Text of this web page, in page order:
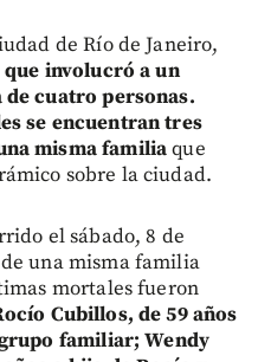
de Río de Janeiro,
involucró a un
cuatro personas.
se encuentran tres
misma familiaque
sobre la ciudad.
el sábado, 8 de
una misma familia
mortales fueron
Cubillos, de 59 años
familiar; Wendy